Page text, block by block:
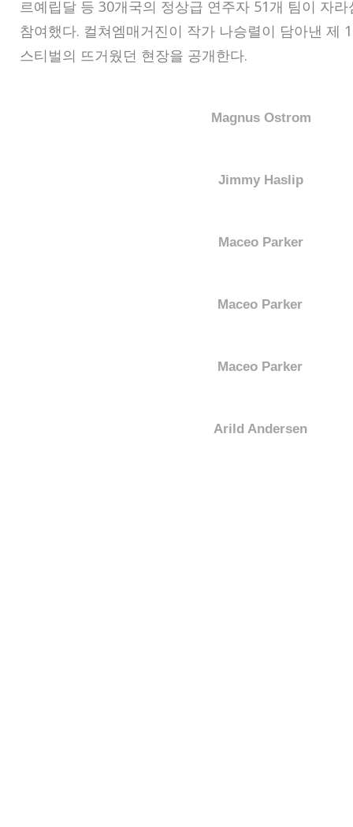
르예립달 등 30개국의 정상급 연주자 51개 팀이 자
참여했다. 컬쳐엠매거진이 작가 나승렬이 담아낸 제
스티벌의 뜨거웠던 현장을 공개한다.
Magnus Ostrom
Jimmy Haslip
Maceo Parker
Maceo Parker
Maceo Parker
Arild Andersen